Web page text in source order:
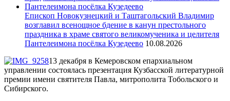
Епископ Новокузнецкий и Таштагольский Владимир
возглавил всенощное бдение в канун престольного
праздника в храме святого великомученика и целителя
Пантелеимона посёлка Кузедеево 10.08.2026
13 декабря в Кемеровском епархиальном
управлении состоялась презентация Кузбасской литературной
премии имени святителя Павла, митрополита Тобольского и
Сибирского.